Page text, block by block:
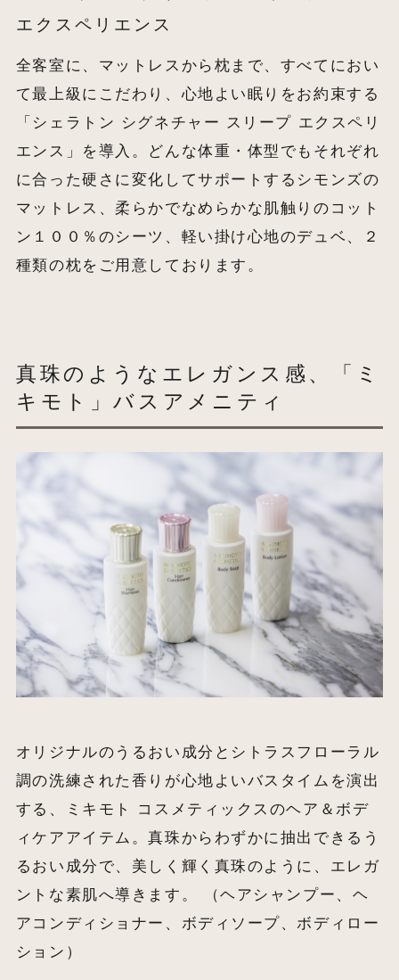
エクスペリエンス
全客室に、マットレスから枕まで、すべてにおい
て最上級にこだわり、心地よい眠りをお約束する
「シェラトン シグネチャー スリープ エクスペリ
エンス」を導入。どんな体重・体型でもそれぞれ
に合った硬さに変化してサポートするシモンズの
マットレス、柔らかでなめらかな肌触りのコット
ン１００％のシーツ、軽い掛け心地のデュベ、２
種類の枕をご用意しております。
真珠のようなエレガンス感、「ミ
キモト」バスアメニティ
オリジナルのうるおい成分とシトラスフローラル
調の洗練された香りが心地よいバスタイムを演出
する、ミキモト コスメティックスのヘア＆ボデ
ィケアアイテム。真珠からわずかに抽出できるう
るおい成分で、美しく輝く真珠のように、エレガ
ントな素肌へ導きます。 （ヘアシャンプー、ヘ
アコンディショナー、ボディソープ、ボディロー
ション）